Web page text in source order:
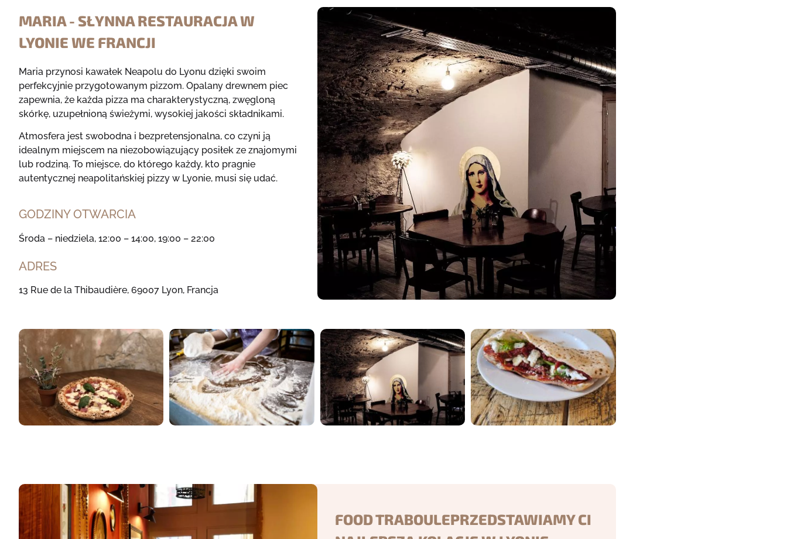
MARIA - SŁYNNA RESTAURACJA W
LYONIE WE FRANCJI
Maria przynosi kawałek Neapolu do Lyonu dzięki swoim
perfekcyjnie przygotowanym pizzom. Opalany drewnem piec
zapewnia, że ​​każda pizza ma charakterystyczną, zwęgloną
skórkę, uzupełnioną świeżymi, wysokiej jakości składnikami.
Atmosfera jest swobodna i bezpretensjonalna, co czyni ją
idealnym miejscem na niezobowiązujący posiłek ze znajomymi
lub rodziną. To miejsce, do którego każdy, kto pragnie
autentycznej neapolitańskiej pizzy w Lyonie, musi się udać.
GODZINY OTWARCIA
Środa – niedziela, 12:00 – 14:00, 19:00 – 22:00
ADRES
13 Rue de la Thibaudière, 69007 Lyon, Francja
FOOD TRABOULEPRZEDSTAWIAMY CI